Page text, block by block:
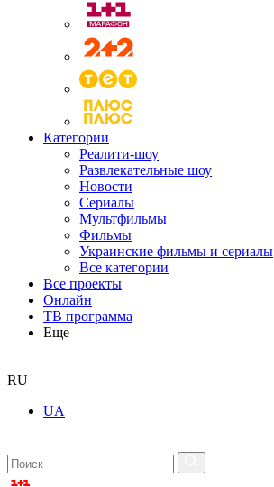
Категории
Реалити-шоу
Развлекательные шоу
Новости
Сериалы
Мультфильмы
Фильмы
Украинские фильмы и сериалы
Все категории
Все проекты
Онлайн
ТВ программа
Еще
RU
UA